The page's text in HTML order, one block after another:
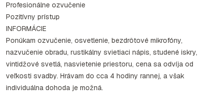
Profesionálne ozvučenie
Pozitívny prístup
INFORMÁCIE
Ponúkam ozvučenie, osvetlenie, bezdrôtové mikrofóny,
nazvučenie obradu, rustikálny svietiaci nápis, studené iskry,
vintidžové svetlá, nasvietenie priestoru, cena sa odvíja od
veľkosti svadby. Hrávam do cca 4 hodiny rannej, a však
individuálna dohoda je možná.